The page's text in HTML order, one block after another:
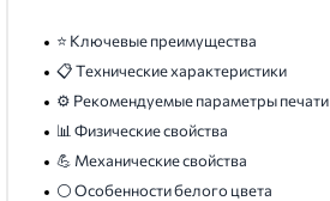
⭐ Ключевые преимущества
📋 Технические характеристики
⚙️ Рекомендуемые параметры печати
📊 Физические свойства
💪 Механические свойства
⚪ Особенности белого цвета